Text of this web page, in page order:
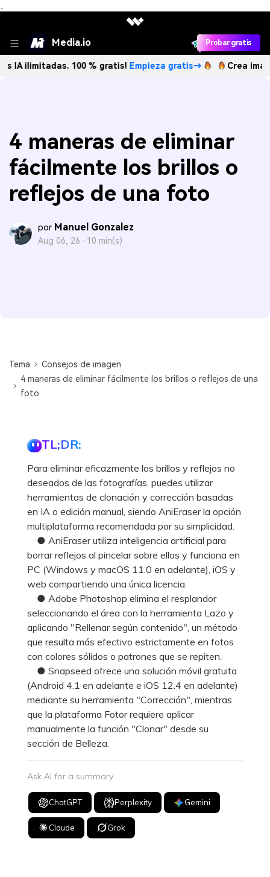
、
Media.io Probar gratis
100 % gratis!Empieza gratis→ Crea imágenes
4 maneras de eliminar
fácilmente los brillos o
reflejos de una foto
por Manuel Gonzalez
Aug 06, 26 · 10 min(s)
Tema
Consejos de imagen
4 maneras de eliminar fácilmente los brillos o reflejos de una
foto
TL;DR:
Para eliminar eficazmente los brillos y reflejos no
deseados de las fotografías, puedes utilizar
herramientas de clonación y corrección basadas
en IA o edición manual, siendo AniEraser la opción
multiplataforma recomendada por su simplicidad.
● AniEraser utiliza inteligencia artificial para
borrar reflejos al pincelar sobre ellos y funciona en
PC (Windows y macOS 11.0 en adelante), iOS y
web compartiendo una única licencia.
● Adobe Photoshop elimina el resplandor
seleccionando el área con la herramienta Lazo y
aplicando "Rellenar según contenido", un método
que resulta más efectivo estrictamente en fotos
con colores sólidos o patrones que se repiten.
● Snapseed ofrece una solución móvil gratuita
(Android 4.1 en adelante e iOS 12.4 en adelante)
mediante su herramienta "Corrección", mientras
que la plataforma Fotor requiere aplicar
manualmente la función "Clonar" desde su
sección de Belleza.
Ask AI for a summary
ChatGPT Perplexity Gemini
Claude Grok